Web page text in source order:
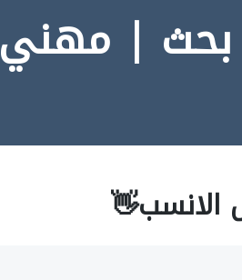
بحث | مهني
الانسب👋